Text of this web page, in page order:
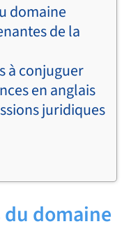
domaine
de la
à conjuguer
en anglais
juridiques
domaine